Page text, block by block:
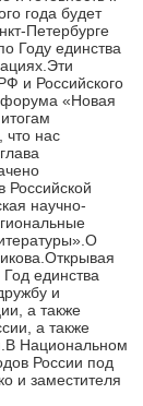
года будет
Петербурге
Году единства
и Российского
форума «Новая
что нас
научно-
единства
и
а также
а также
Национальном
России под
и заместителя